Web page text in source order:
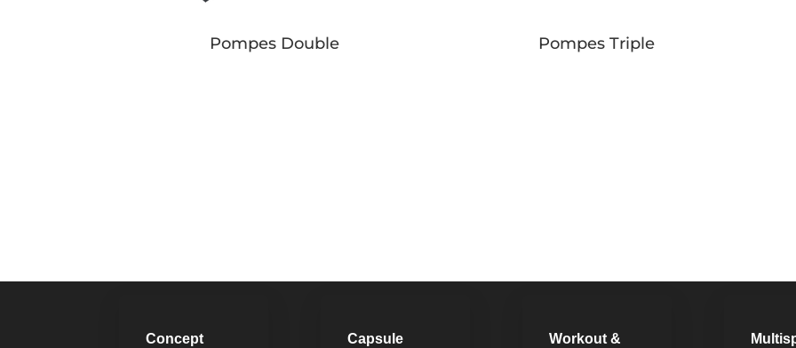
Pompes Double Pompes Triple
Concept
Capsule
Workout &